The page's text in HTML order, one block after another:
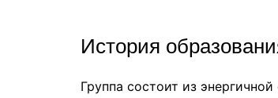
История
Группа состоит из